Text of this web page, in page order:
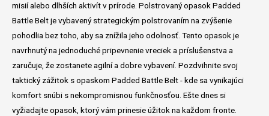
misií alebo dlhších aktivít v prírode. Polstrovaný opasok Padded
Battle Belt je vybavený strategickým polstrovaním na zvýšenie
pohodlia bez toho, aby sa znížila jeho odolnosť. Tento opasok je
navrhnutý na jednoduché pripevnenie vreciek a príslušenstva a
zaručuje, že zostanete agilní a dobre vybavení. Pozdvihnite svoj
taktický zážitok s opaskom Padded Battle Belt - kde sa vynikajúci
komfort snúbi s nekompromisnou funkčnosťou. Ešte dnes si
vyžiadajte opasok, ktorý vám prinesie úžitok na každom fronte.